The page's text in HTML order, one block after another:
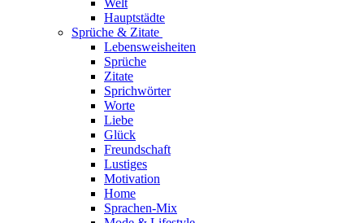
Welt
Hauptstädte
Sprüche & Zitate
Lebensweisheiten
Sprüche
Zitate
Sprichwörter
Worte
Liebe
Glück
Freundschaft
Lustiges
Motivation
Home
Sprachen-Mix